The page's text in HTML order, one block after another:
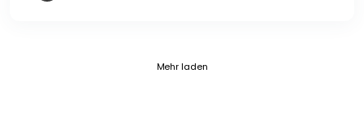
Mehr ladenCurrent page 1